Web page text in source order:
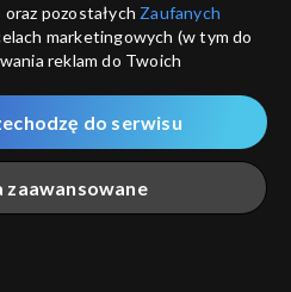
Gra słów. Krzyżówka
odc. 982
oraz pozostałych Zaufanych
marketingowych (w tym do
reklam do Twoich
zgody na udostępnianie
do Google.
podczas odwiedzania przez
serwisówzwanych dalej
za pomocą
zaawansowane
do serwisu